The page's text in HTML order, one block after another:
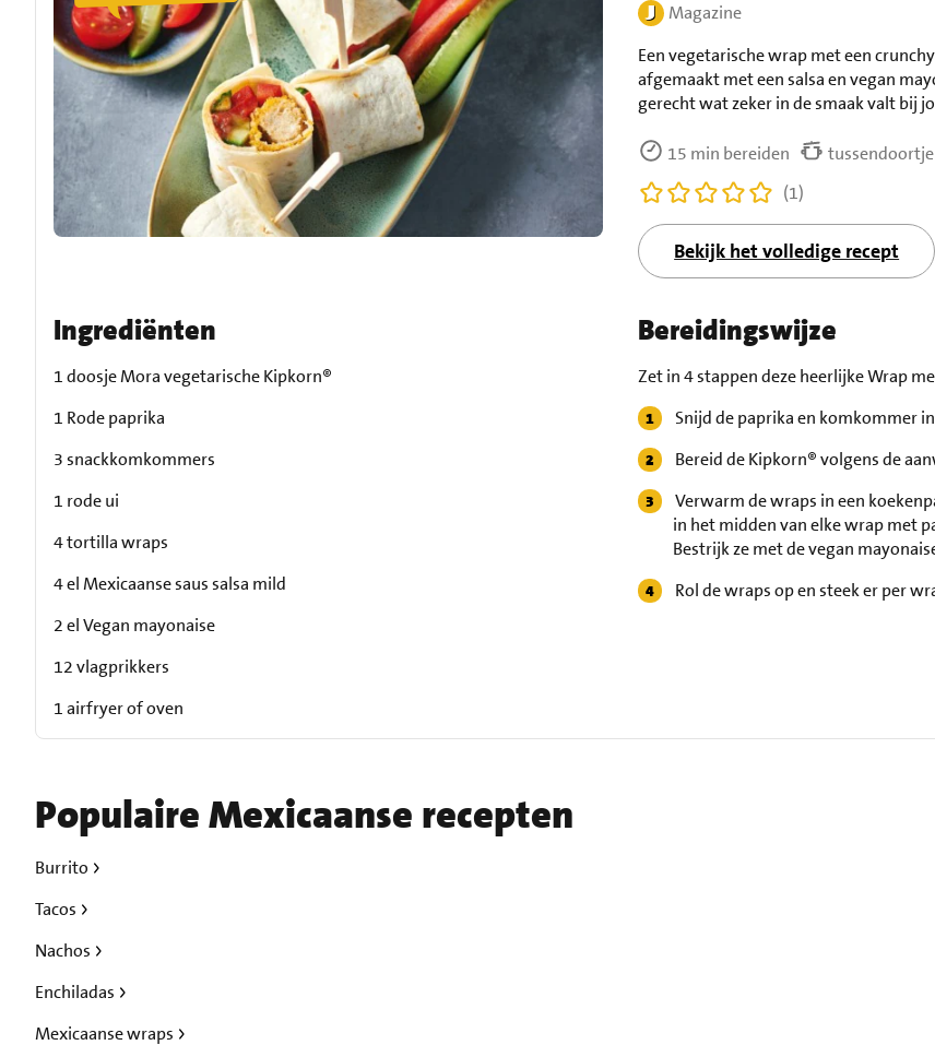
Magazine
Een vegetarische wrap met een
afgemaakt met een salsa en vegan
gerecht wat zeker in de smaak valt bij
15 min bereiden tussendoortje
(1)
Bekijk het volledige recept
Ingrediënten
1 doosje Mora vegetarische Kipkorn®
1 Rode paprika
3 snackkomkommers
1 rode ui
4 tortilla wraps
4 el Mexicaanse saus salsa mild
2 el Vegan mayonaise
12 vlagprikkers
1 airfryer of oven
Bereidingswijze
Zet in 4 stappen deze heerlijke Wrap
Snijd de paprika en komkommer
Bereid de Kipkorn® volgens de
Verwarm de wraps in een
in het midden van elke wrap met
Bestrijk ze met de vegan
Rol de wraps op en steek er per
Populaire Mexicaanse recepten
Burrito
Tacos
Nachos
Enchiladas
Mexicaanse wraps